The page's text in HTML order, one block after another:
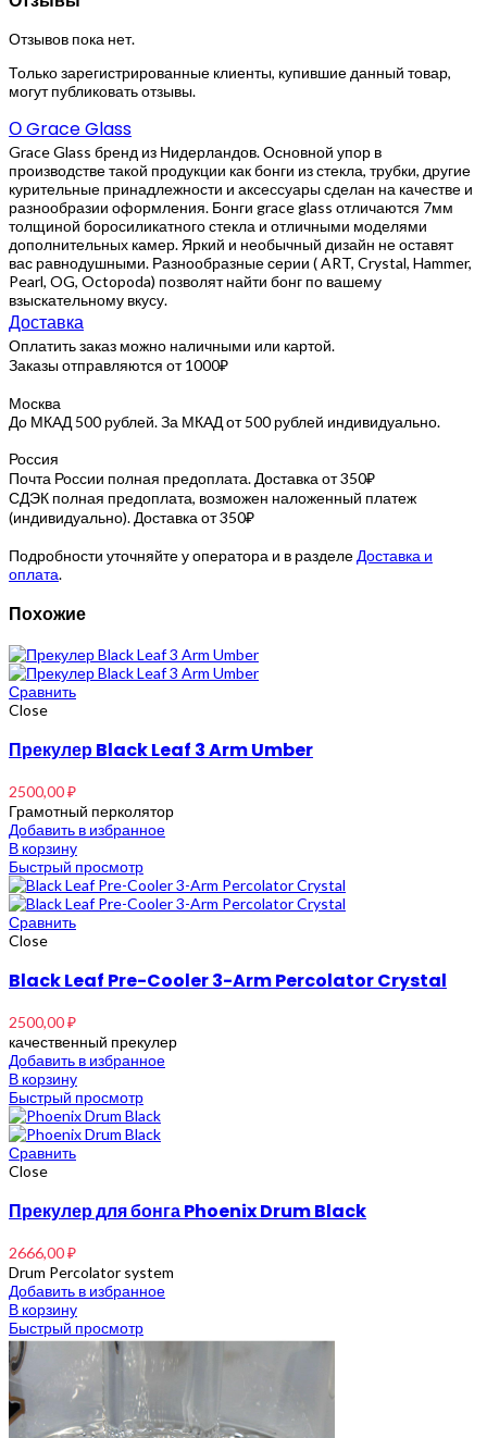
Отзывов пока нет.
Только зарегистрированные клиенты, купившие данный товар,
могут публиковать отзывы.
О Grace Glass
Grace Glass бренд из Нидерландов. Основной упор в
производстве такой продукции как бонги из стекла, трубки, другие
курительные принадлежности и аксессуары сделан на качестве и
разнообразии оформления. Бонги grace glass отличаются 7мм
толщиной боросиликатного стекла и отличными моделями
дополнительных камер. Яркий и необычный дизайн не оставят
вас равнодушными. Разнообразные серии ( ART, Crystal, Hammer,
Pearl, OG, Octopoda) позволят найти бонг по вашему
взыскательному вкусу.
Доставка
Оплатить заказ можно наличными или картой.
Заказы отправляются от 1000₽
Москва
До МКАД 500 рублей. За МКАД от 500 рублей индивидуально.
Россия
Почта России полная предоплата. Доставка от 350₽
СДЭК полная предоплата, возможен наложенный платеж
(индивидуально). Доставка от 350₽
Подробности уточняйте у оператора и в разделе Доставка и
оплата.
Похожие
Сравнить
Close
Прекулер Black Leaf 3 Arm Umber
2500,00₽
Грамотный перколятор
Добавить в избранное
В корзину
Быстрый просмотр
Сравнить
Close
Black Leaf Pre-Cooler 3-Arm Percolator Crystal
2500,00₽
качественный прекулер
Добавить в избранное
В корзину
Быстрый просмотр
Сравнить
Close
Прекулер для бонга Phoenix Drum Black
2666,00₽
Drum Percolator system
Добавить в избранное
В корзину
Быстрый просмотр